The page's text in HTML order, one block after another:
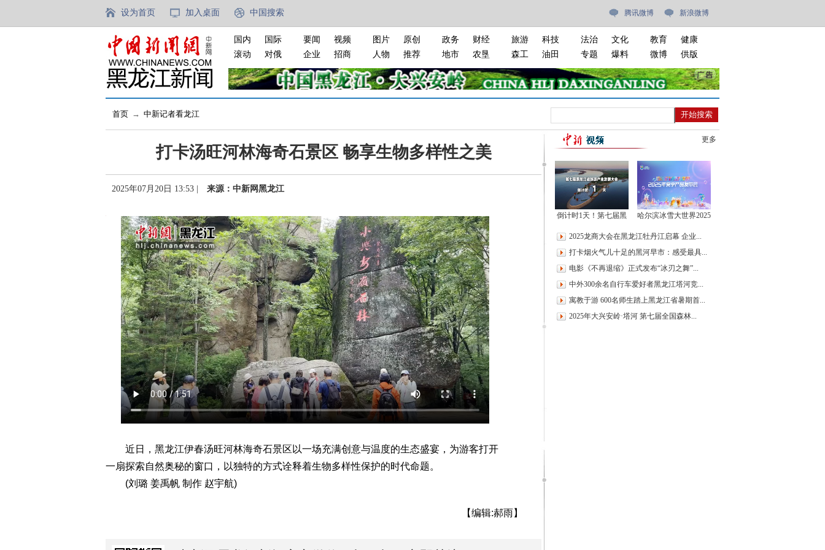
设为首页 加入桌面 中国搜索 腾讯微博 新浪微博
国内
国际
滚动
对俄
要闻
视频
企业
招商
图片
原创
人物
推荐
政务
财经
地市
农垦
旅游
科技
森工
油田
法治
文化
专题
爆料
教育
健康
微博
供版
首页 → 中新记者看龙江
打卡汤旺河林海奇石景区 畅享生物多样性之美
2025年07月20日 13:53 | 来源：中新网黑龙江
近日，黑龙江伊春汤旺河林海奇石景区以一场充满创意与温度的生态盛宴，为游客打开
一扇探索自然奥秘的窗口，以独特的方式诠释着生物多样性保护的时代命题。
(刘璐 姜禹帆 制作 赵宇航)
【编辑:郝雨】
更多
倒计时1天！第七届黑
约！
哈尔滨冰雪大世界2025
2025龙商大会在黑龙江牡丹江启幕 企业...
打卡烟火气儿十足的黑河早市：感受最具...
电影《不再退缩》正式发布“冰刃之舞”...
中外300余名自行车爱好者黑龙江塔河竞...
寓教于游 600名师生踏上黑龙江省暑期首...
2025年大兴安岭·塔河 第七届全国森林...